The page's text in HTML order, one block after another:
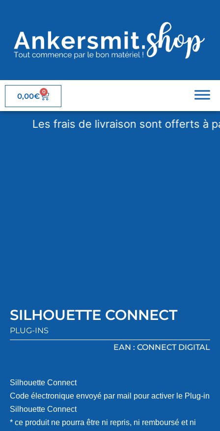
0,00€ 0
Les frais de livraison sont offerts à
SILHOUETTE CONNECT
PLUG-INS
EAN : CONNECT DIGITAL
Silhouette Connect
Code électronique envoyé par mail pour activer le Plug-in
Silhouette Connect
* ce produit ne pourra être ni repris, ni remboursé et ni